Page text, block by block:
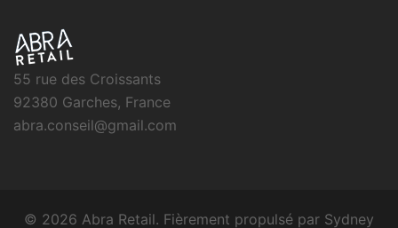
55 rue des Croissants
92380 Garches, France
abra.conseil@gmail.com
© 2026 Abra Retail. Fièrement propulsé par Sydney